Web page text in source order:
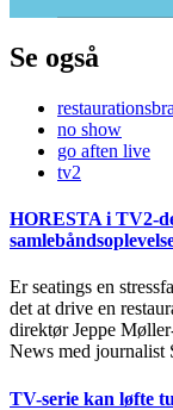
Se også
no show
go aften live
tv2
HORESTA i TV2-
Er seatings en
det at drive en
direktør Jeppe
News med journalist
TV-serie kan løfte